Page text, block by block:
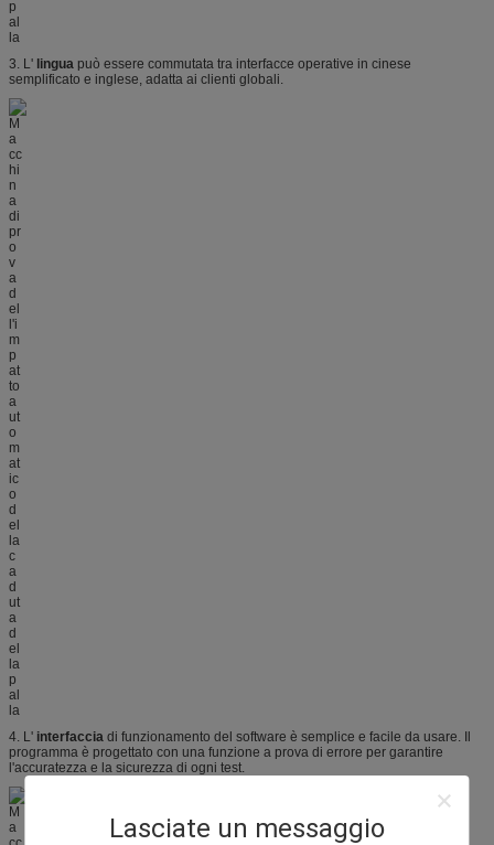
Lasciate un messaggio
3. L' lingua può essere commutata tra interfacce operative in cinese
semplificato e inglese, adatta ai clienti globali.
4. L' interfaccia di funzionamento del software è semplice e facile da usare. Il
programma è progettato con una funzione a prova di errore per garantire
l'accuratezza e la sicurezza di ogni test.